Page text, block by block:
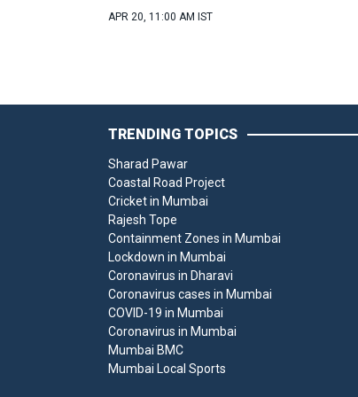
APR 20, 11:00 AM IST
TRENDING TOPICS
Sharad Pawar
Coastal Road Project
Cricket in Mumbai
Rajesh Tope
Containment Zones in Mumbai
Lockdown in Mumbai
Coronavirus in Dharavi
Coronavirus cases in Mumbai
COVID-19 in Mumbai
Coronavirus in Mumbai
Mumbai BMC
Mumbai Local Sports